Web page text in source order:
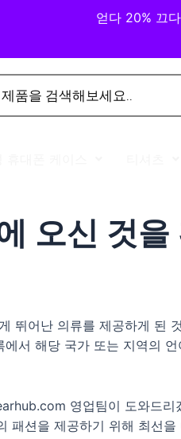
얻다 20% 끄
오신 것을
뛰어난 의류를 제공하게 된
서 해당 국가 또는 지역의
영업팀이 도와드
패션을 제공하기 위해 최선을